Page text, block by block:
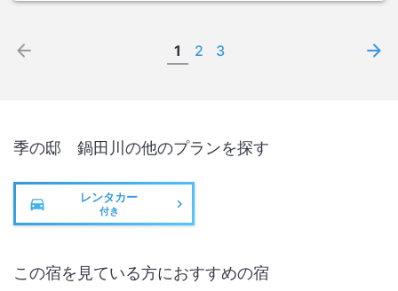
1 2 3
季の邸 鍋田川 の他のプランを探す
レンタカー
付き
この宿を見ている方におすすめの宿